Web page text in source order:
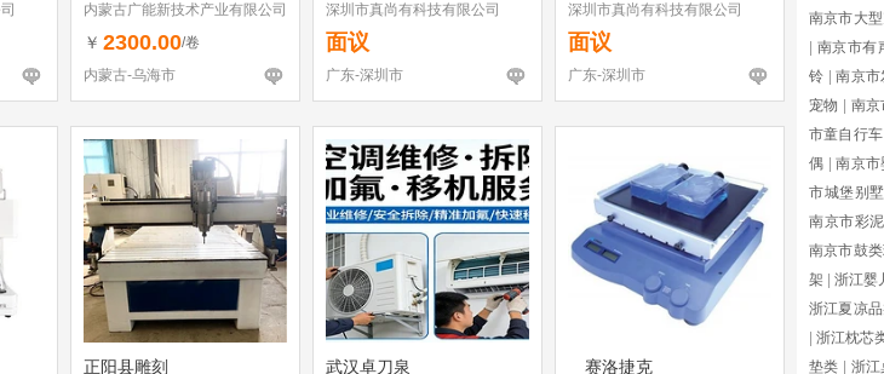
内蒙古广能新技术产业有限公司
￥ 2300.00/卷
内蒙古-乌海市
深圳市真尚有科技有限公司
面议
广东-深圳市
深圳市真尚有科技有限公司
面议
广东-深圳市
正阳县雕刻 武汉卓刀泉 赛洛捷克
南京市大
南京市有
铃
南京市
宠物
南
市童自行车
偶
南京市
市城堡别
南京市彩泥
南京市鼓
架
浙江婴
浙江夏凉
浙江枕芯
垫类
浙